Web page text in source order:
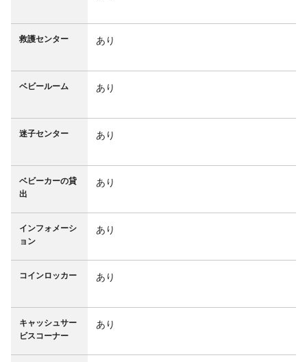
救護センター あり
ベビールーム あり
迷子センター あり
ベビーカーの貸
出
あり
インフォメーシ
ョン
あり
コインロッカー あり
キャッシュサー
ビスコーナー
あり